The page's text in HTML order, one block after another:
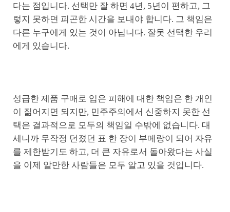
다는 점입니다. 선택만 잘 하면 4년, 5년이 편하고, 그
렇지 못하면 피곤한 시간을 보내야 합니다. 그 책임은
다른 누구에게 있는 것이 아닙니다. 잘못 선택한 우리
에게 있습니다.
성급한 제품 구매로 입은 피해에 대한 책임은 한 개인
이 짊어지면 되지만, 민주주의에서 신중하지 못한 선
택은 결과적으로 모두의 책임일 수밖에 없습니다. 대
세니까 무작정 던졌던 표 한 장이 부메랑이 되어 자유
를 제한받기도 하고, 더 큰 자유로서 돌아왔다는 사실
을 이제 알만한 사람들은 모두 알고 있을 것입니다.